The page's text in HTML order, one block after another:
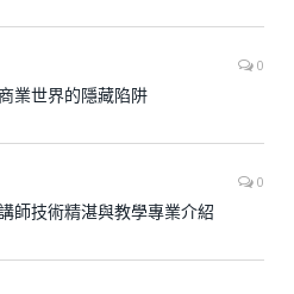
0
業世界的隱藏陷阱
0
師技術精湛與教學專業介紹